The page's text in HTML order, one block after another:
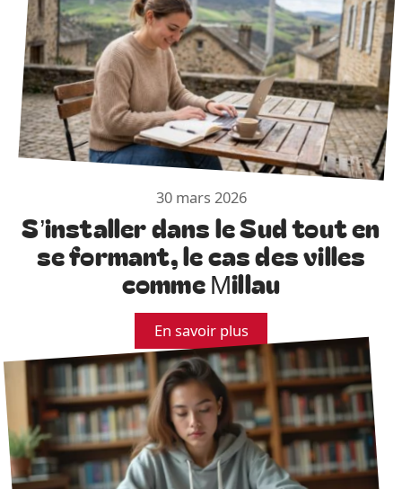
30 mars 2026
S’installer dans le Sud tout en
se formant, le cas des villes
comme Millau
En savoir plus